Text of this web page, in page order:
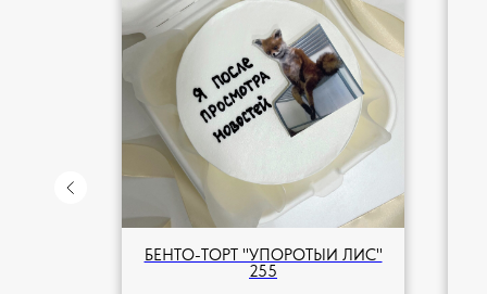
БЕНТО-ТОРТ "УПОРОТЫЙ ЛИС"
255